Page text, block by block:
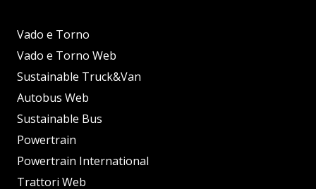
Vado e Torno
Vado e Torno Web
Sustainable Truck&Van
Autobus Web
Sustainable Bus
Powertrain
Powertrain International
Trattori Web